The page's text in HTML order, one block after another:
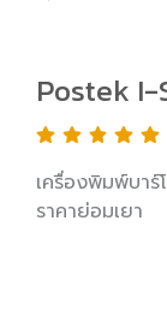
Postek
เครื่องพิมพ์บา
ราคาย่อมเยา